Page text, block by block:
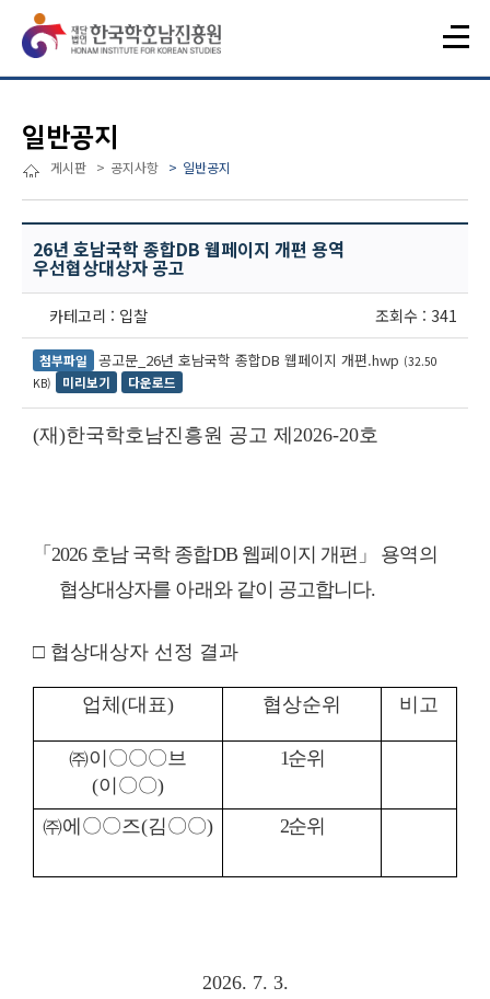
일반공지
게시판 공지사항 일반공지
26년 호남국학 종합DB 웹페이지 개편 용역
우선협상대상자 공고
카테고리 : 입찰 조회수 : 341
첨부파일 공고문_26년 호남국학 종합DB 웹페이지 개편.hwp (32.50
KB)
미리보기 다운로드
(재)한국학호남진흥원 공고 제2026-20호
「 2026 호남 국학 종합DB 웹페이지 개편」 용역의
협상대상자를 아래와 같이 공고합니다.
□ 협상대상자 선정 결과
업체 (대표) 협상순위 비고
㈜이 〇〇〇브
(이 〇〇)
1순위
㈜에 〇〇즈(김〇〇) 2순위
2026. 7. 3.